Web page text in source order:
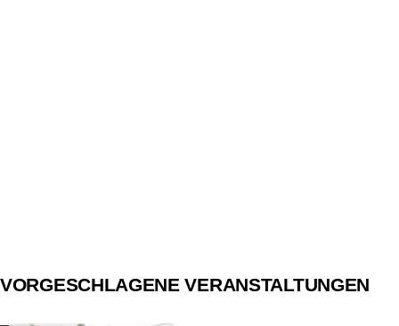
VORGESCHLAGENE VERANSTALTUNGEN